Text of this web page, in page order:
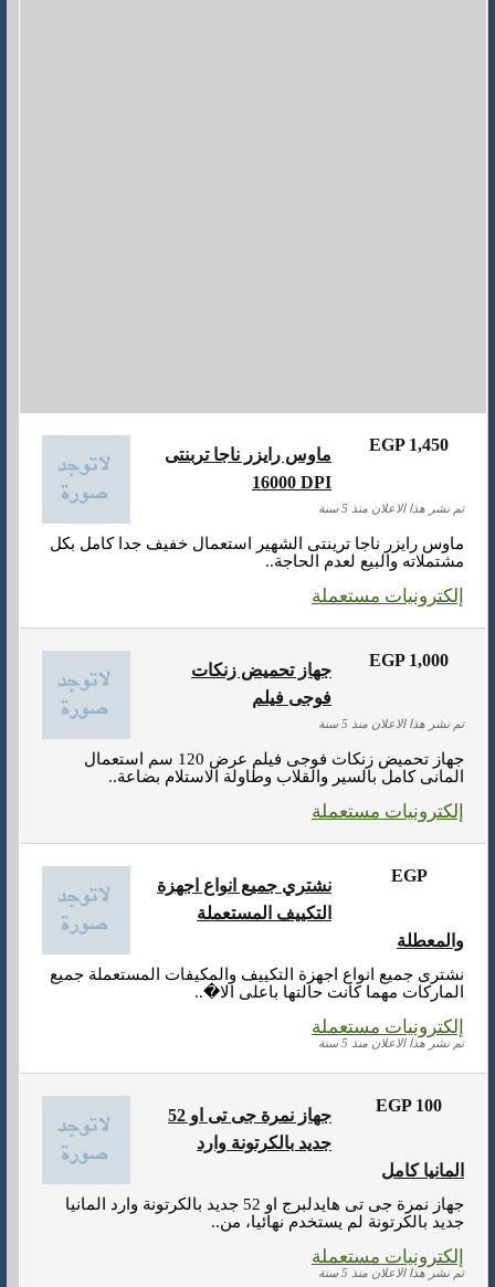
EGP 1,450
ماوس رايزر ناجا ترينتى الشهير استعمال خفيف جدا كامل بكل
مشتملاته والبيع لعدم الحاجة..
إلكترونيات مستعملة
ماوس رايزر ناجا تربنتى
16000 DPI
تم نشر هذا الاعلان منذ 5 سنة
EGP 1,000
جهاز تحميض زنكات فوجى فيلم عرض 120 سم استعمال
المانى كامل بالسير والقلاب وطاولة الاستلام بضاعة..
إلكترونيات مستعملة
جهاز تحميض زنكات
فوجى فيلم
تم نشر هذا الاعلان منذ 5 سنة
EGP
نشترى جميع انواع اجهزة التكييف والمكيفات المستعملة جميع
الماركات مهما كانت حالتها باعلى الا�..
إلكترونيات مستعملة
نشتري جميع انواع اجهزة
التكييف المستعملة
والمعطلة
تم نشر هذا الاعلان منذ 5 سنة
EGP 100
جهاز نمرة جى تى هايدلبرج او 52 جديد بالكرتونة وارد المانيا
جديد بالكرتونة لم يستخدم نهائيا، من..
إلكترونيات مستعملة
جهاز نمرة جى تى او 52
جديد بالكرتونة وارد
المانيا كامل
تم نشر هذا الاعلان منذ 5 سنة